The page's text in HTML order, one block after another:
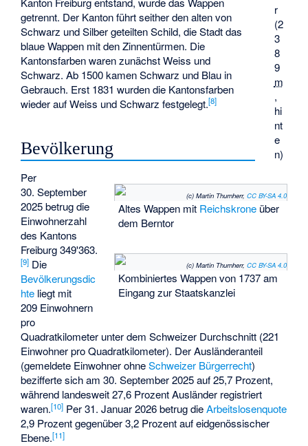
r
(2
3
8
9
m
,
hi
nt
e
n)
(c) Martin Thurnherr, CC BY-SA 4.0
Altes Wappen mit Reichskroneüber
dem Berntor
(c) Martin Thurnherr, CC BY-SA 4.0
Kombiniertes Wappen von 1737 am
Eingang zur Staatskanzlei
getrennt. Der Kanton führt seither den alten von
Schwarz und Silber geteilten Schild, die Stadt das
blaue Wappen mit den Zinnentürmen. Die
Kantonsfarben waren zunächst Weiss und
Schwarz. Ab 1500 kamen Schwarz und Blau in
Gebrauch. Erst 1831 wurden die Kantonsfarben
wieder auf Weiss und Schwarz festgelegt.[8]
Bevölkerung
Per
30. September
2025 betrug die
Einwohnerzahl
des Kantons
Freiburg 349'363.
[9] Die
Bevölkerungsdic
hte liegt mit
209 Einwohnern
pro
Quadratkilometer unter dem Schweizer Durchschnitt (221
Einwohner pro Quadratkilometer). Der Ausländeranteil
(gemeldete Einwohner ohneSchweizer Bürgerrecht)
bezifferte sich am 30. September 2025 auf 25,7 Prozent,
während landesweit 27,6 Prozent Ausländer registriert
waren.[10] Per 31. Januar 2026 betrug dieArbeitslosenquote
2,9 Prozent gegenüber 3,2 Prozent auf eidgenössischer
Ebene.[11]